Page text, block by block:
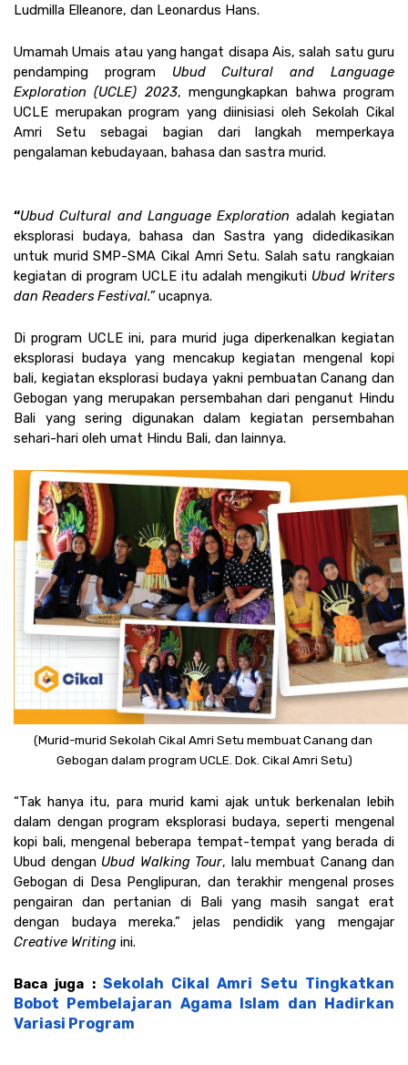
Ludmilla Elleanore, dan Leonardus Hans.
Umamah Umais atau yang hangat disapa Ais, salah satu guru
pendamping program Ubud Cultural and Language
Exploration (UCLE) 2023, mengungkapkan bahwa program
UCLE merupakan program yang diinisiasi oleh Sekolah Cikal
Amri Setu sebagai bagian dari langkah memperkaya
pengalaman kebudayaan, bahasa dan sastra murid.
“Ubud Cultural and Language Exploration adalah kegiatan
eksplorasi budaya, bahasa dan Sastra yang didedikasikan
untuk murid SMP-SMA Cikal Amri Setu. Salah satu rangkaian
kegiatan di program UCLE itu adalah mengikuti Ubud Writers
dan Readers Festival.” ucapnya.
Di program UCLE ini, para murid juga diperkenalkan kegiatan
eksplorasi budaya yang mencakup kegiatan mengenal kopi
bali, kegiatan eksplorasi budaya yakni pembuatan Canang dan
Gebogan yang merupakan persembahan dari penganut Hindu
Bali yang sering digunakan dalam kegiatan persembahan
sehari-hari oleh umat Hindu Bali, dan lainnya.
(Murid-murid Sekolah Cikal Amri Setu membuat Canang dan
Gebogan dalam program UCLE. Dok. Cikal Amri Setu)
“Tak hanya itu, para murid kami ajak untuk berkenalan lebih
dalam dengan program eksplorasi budaya, seperti mengenal
kopi bali, mengenal beberapa tempat-tempat yang berada di
Ubud dengan Ubud Walking Tour, lalu membuat Canang dan
Gebogan di Desa Penglipuran, dan terakhir mengenal proses
pengairan dan pertanian di Bali yang masih sangat erat
Creative Writing ini.
Baca juga : Sekolah Cikal Amri Setu Tingkatkan
Bobot Pembelajaran Agama Islam dan Hadirkan
Variasi Program